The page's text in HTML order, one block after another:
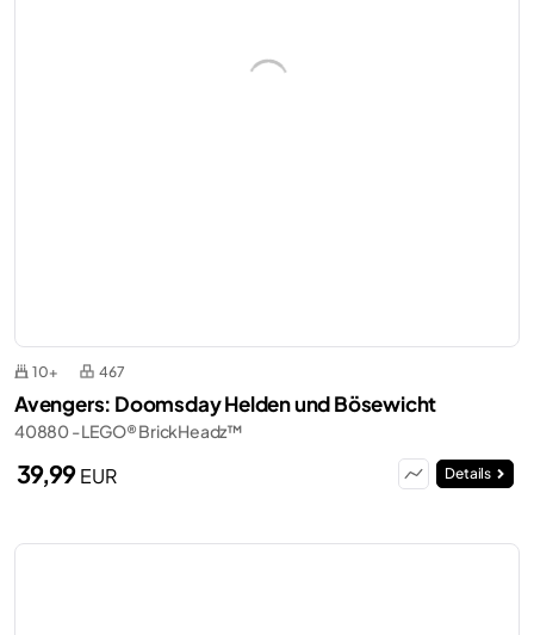
10+ 467
Avengers: Doomsday Helden und Bösewicht
40880 - LEGO® BrickHeadz™
39,99EUR Details